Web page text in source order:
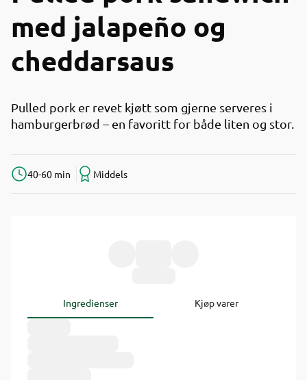
med jalapeño og
cheddarsaus
Pulled pork er revet kjøtt som gjerne serveres i
hamburgerbrød – en favoritt for både liten og stor.
40-60 min Middels
Ingredienser Kjøp varer